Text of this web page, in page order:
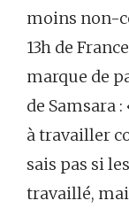
moins non-
13h de
marque de
de Samsara
à travailler
sais pas si
travaillé,